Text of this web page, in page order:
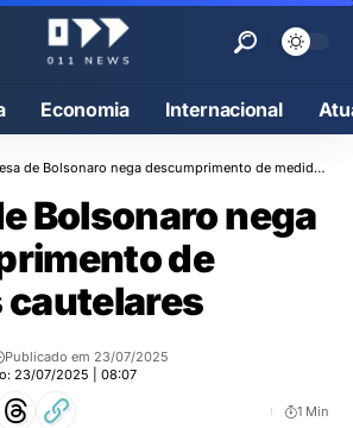
Economia Internacional
de Bolsonaro nega descumprimento de medidas cautelares
Bolsonaro nega
de
cautelares
23/07/2025 | 08:07
Publicado em 23/07/2025
1 Min